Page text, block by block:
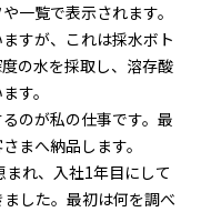
一覧で表示されます。
すが、これは採水ボト
の水を採取し、溶存酸
す。
のが私の仕事です。最
まへ納品します。
れ、入社1年目にして
した。最初は何を調べ